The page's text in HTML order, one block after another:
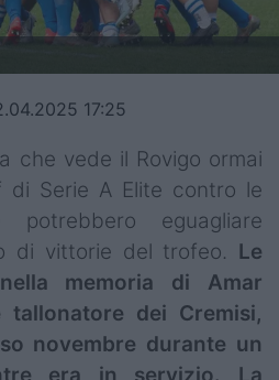
17:25
che vede il Rovigo ormai
di Serie A Elite contro le
eguagliare
di vittorie del trofeo. Le
memoria di Amar
dei Cremisi,
novembre durante un